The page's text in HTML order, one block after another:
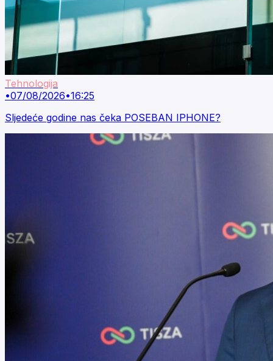
Tehnologija
•07/08/2026•16:25
Sljedeće godine nas čeka POSEBAN IPHONE?